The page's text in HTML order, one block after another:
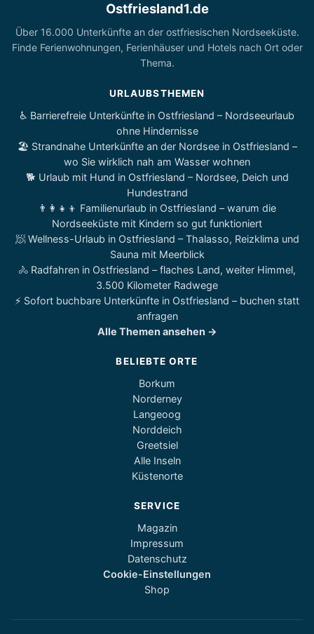
Ostfriesland1.de
Über 16.000 Unterkünfte an der ostfriesischen Nordseeküste.
Finde Ferienwohnungen, Ferienhäuser und Hotels nach Ort oder
Thema.
URLAUBSTHEMEN
♿ Barrierefreie Unterkünfte in Ostfriesland – Nordseeurlaub
ohne Hindernisse
🏖️ Strandnahe Unterkünfte an der Nordsee in Ostfriesland –
wo Sie wirklich nah am Wasser wohnen
🐕 Urlaub mit Hund in Ostfriesland – Nordsee, Deich und
Hundestrand
👨‍👩‍👧‍👦 Familienurlaub in Ostfriesland – warum die
Nordseeküste mit Kindern so gut funktioniert
🧖 Wellness-Urlaub in Ostfriesland – Thalasso, Reizklima und
Sauna mit Meerblick
🚴 Radfahren in Ostfriesland – flaches Land, weiter Himmel,
3.500 Kilometer Radwege
⚡ Sofort buchbare Unterkünfte in Ostfriesland – buchen statt
anfragen
Alle Themen ansehen →
BELIEBTE ORTE
Borkum
Norderney
Langeoog
Norddeich
Greetsiel
Alle Inseln
Küstenorte
SERVICE
Magazin
Impressum
Datenschutz
Cookie-Einstellungen
Shop